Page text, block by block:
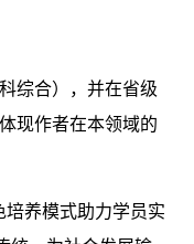
综合），并在省级
现作者在本领域的
养模式助力学员实